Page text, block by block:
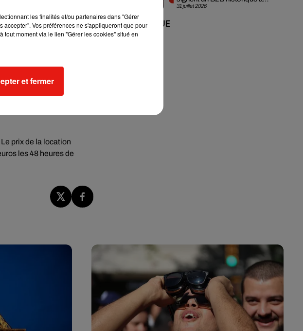
si ce sont les 27% de
usagers. Porte Maillot,
et d’Issy-les-
prix de la location
les 48 heures de
31 juillet 2026
Ibiza
+ DE MUSIQUE
les finalités et/ou partenaires dans "Gérer
Vos préférences ne s'appliqueront que pour
tout moment via le lien "Gérer les cookies" situé en
et fermer